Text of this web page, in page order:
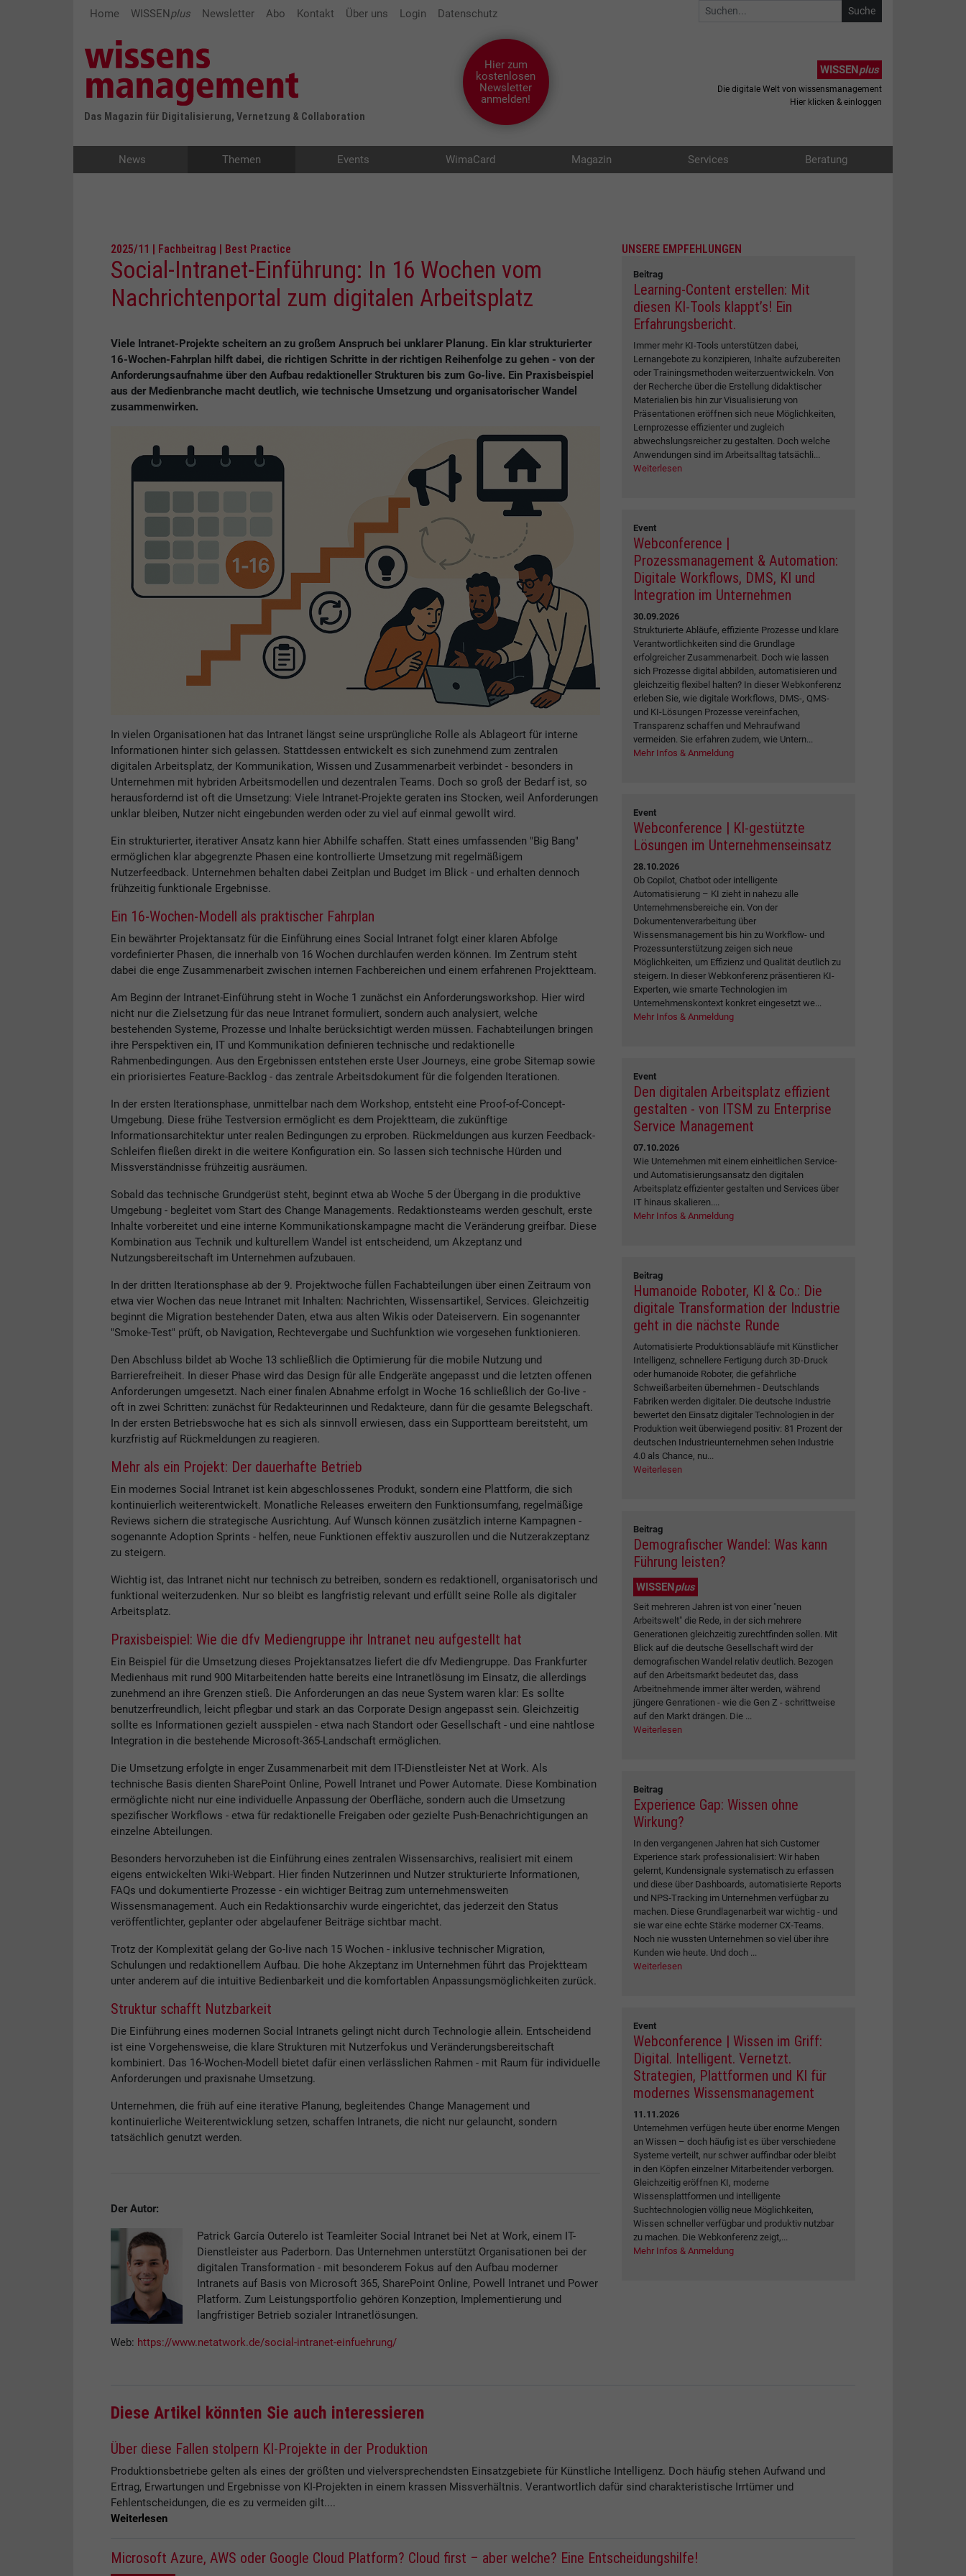
Home WISSENplus Newsletter Abo Kontakt Über uns Login Datenschutz
Das Magazin für Digitalisierung, Vernetzung & Collaboration
Hier zum
kostenlosen
Newsletter
anmelden!
WISSENplus
Die digitale Welt von wissensmanagement
Hier klicken & einloggen
News Themen Events WimaCard Magazin Services Beratung
2025/11 | Fachbeitrag | Best Practice
Social-Intranet-Einführung: In 16 Wochen vom
Nachrichtenportal zum digitalen Arbeitsplatz
Viele Intranet-Projekte scheitern an zu großem Anspruch bei unklarer Planung. Ein klar strukturierter
16-Wochen-Fahrplan hilft dabei, die richtigen Schritte in der richtigen Reihenfolge zu gehen - von der
Anforderungsaufnahme über den Aufbau redaktioneller Strukturen bis zum Go-live. Ein Praxisbeispiel
aus der Medienbranche macht deutlich, wie technische Umsetzung und organisatorischer Wandel
zusammenwirken.
In vielen Organisationen hat das Intranet längst seine ursprüngliche Rolle als Ablageort für interne
Informationen hinter sich gelassen. Stattdessen entwickelt es sich zunehmend zum zentralen
digitalen Arbeitsplatz, der Kommunikation, Wissen und Zusammenarbeit verbindet - besonders in
Unternehmen mit hybriden Arbeitsmodellen und dezentralen Teams. Doch so groß der Bedarf ist, so
herausfordernd ist oft die Umsetzung: Viele Intranet-Projekte geraten ins Stocken, weil Anforderungen
unklar bleiben, Nutzer nicht eingebunden werden oder zu viel auf einmal gewollt wird.
Ein strukturierter, iterativer Ansatz kann hier Abhilfe schaffen. Statt eines umfassenden "Big Bang"
ermöglichen klar abgegrenzte Phasen eine kontrollierte Umsetzung mit regelmäßigem
Nutzerfeedback. Unternehmen behalten dabei Zeitplan und Budget im Blick - und erhalten dennoch
frühzeitig funktionale Ergebnisse.
Ein 16-Wochen-Modell als praktischer Fahrplan
Ein bewährter Projektansatz für die Einführung eines Social Intranet folgt einer klaren Abfolge
vordefinierter Phasen, die innerhalb von 16 Wochen durchlaufen werden können. Im Zentrum steht
dabei die enge Zusammenarbeit zwischen internen Fachbereichen und einem erfahrenen Projektteam.
Am Beginn der Intranet-Einführung steht in Woche 1 zunächst ein Anforderungsworkshop. Hier wird
nicht nur die Zielsetzung für das neue Intranet formuliert, sondern auch analysiert, welche
bestehenden Systeme, Prozesse und Inhalte berücksichtigt werden müssen. Fachabteilungen bringen
ihre Perspektiven ein, IT und Kommunikation definieren technische und redaktionelle
Rahmenbedingungen. Aus den Ergebnissen entstehen erste User Journeys, eine grobe Sitemap sowie
ein priorisiertes Feature-Backlog - das zentrale Arbeitsdokument für die folgenden Iterationen.
In der ersten Iterationsphase, unmittelbar nach dem Workshop, entsteht eine Proof-of-Concept-
Umgebung. Diese frühe Testversion ermöglicht es dem Projektteam, die zukünftige
Informationsarchitektur unter realen Bedingungen zu erproben. Rückmeldungen aus kurzen Feedback-
Schleifen fließen direkt in die weitere Konfiguration ein. So lassen sich technische Hürden und
Missverständnisse frühzeitig ausräumen.
Sobald das technische Grundgerüst steht, beginnt etwa ab Woche 5 der Übergang in die produktive
Umgebung - begleitet vom Start des Change Managements. Redaktionsteams werden geschult, erste
Inhalte vorbereitet und eine interne Kommunikationskampagne macht die Veränderung greifbar. Diese
Kombination aus Technik und kulturellem Wandel ist entscheidend, um Akzeptanz und
Nutzungsbereitschaft im Unternehmen aufzubauen.
In der dritten Iterationsphase ab der 9. Projektwoche füllen Fachabteilungen über einen Zeitraum von
etwa vier Wochen das neue Intranet mit Inhalten: Nachrichten, Wissensartikel, Services. Gleichzeitig
beginnt die Migration bestehender Daten, etwa aus alten Wikis oder Dateiservern. Ein sogenannter
"Smoke-Test" prüft, ob Navigation, Rechtevergabe und Suchfunktion wie vorgesehen funktionieren.
Den Abschluss bildet ab Woche 13 schließlich die Optimierung für die mobile Nutzung und
Barrierefreiheit. In dieser Phase wird das Design für alle Endgeräte angepasst und die letzten offenen
Anforderungen umgesetzt. Nach einer finalen Abnahme erfolgt in Woche 16 schließlich der Go-live -
oft in zwei Schritten: zunächst für Redakteurinnen und Redakteure, dann für die gesamte Belegschaft.
In der ersten Betriebswoche hat es sich als sinnvoll erwiesen, dass ein Supportteam bereitsteht, um
kurzfristig auf Rückmeldungen zu reagieren.
Mehr als ein Projekt: Der dauerhafte Betrieb
Ein modernes Social Intranet ist kein abgeschlossenes Produkt, sondern eine Plattform, die sich
kontinuierlich weiterentwickelt. Monatliche Releases erweitern den Funktionsumfang, regelmäßige
Reviews sichern die strategische Ausrichtung. Auf Wunsch können zusätzlich interne Kampagnen -
sogenannte Adoption Sprints - helfen, neue Funktionen effektiv auszurollen und die Nutzerakzeptanz
zu steigern.
Wichtig ist, das Intranet nicht nur technisch zu betreiben, sondern es redaktionell, organisatorisch und
funktional weiterzudenken. Nur so bleibt es langfristig relevant und erfüllt seine Rolle als digitaler
Arbeitsplatz.
Praxisbeispiel: Wie die dfv Mediengruppe ihr Intranet neu aufgestellt hat
Ein Beispiel für die Umsetzung dieses Projektansatzes liefert die dfv Mediengruppe. Das Frankfurter
Medienhaus mit rund 900 Mitarbeitenden hatte bereits eine Intranetlösung im Einsatz, die allerdings
zunehmend an ihre Grenzen stieß. Die Anforderungen an das neue System waren klar: Es sollte
benutzerfreundlich, leicht pflegbar und stark an das Corporate Design angepasst sein. Gleichzeitig
sollte es Informationen gezielt ausspielen - etwa nach Standort oder Gesellschaft - und eine nahtlose
Integration in die bestehende Microsoft-365-Landschaft ermöglichen.
Die Umsetzung erfolgte in enger Zusammenarbeit mit dem IT-Dienstleister Net at Work. Als
technische Basis dienten SharePoint Online, Powell Intranet und Power Automate. Diese Kombination
ermöglichte nicht nur eine individuelle Anpassung der Oberfläche, sondern auch die Umsetzung
spezifischer Workflows - etwa für redaktionelle Freigaben oder gezielte Push-Benachrichtigungen an
einzelne Abteilungen.
Besonders hervorzuheben ist die Einführung eines zentralen Wissensarchivs, realisiert mit einem
eigens entwickelten Wiki-Webpart. Hier finden Nutzerinnen und Nutzer strukturierte Informationen,
FAQs und dokumentierte Prozesse - ein wichtiger Beitrag zum unternehmensweiten
Wissensmanagement. Auch ein Redaktionsarchiv wurde eingerichtet, das jederzeit den Status
veröffentlichter, geplanter oder abgelaufener Beiträge sichtbar macht.
Trotz der Komplexität gelang der Go-live nach 15 Wochen - inklusive technischer Migration,
Schulungen und redaktionellem Aufbau. Die hohe Akzeptanz im Unternehmen führt das Projektteam
unter anderem auf die intuitive Bedienbarkeit und die komfortablen Anpassungsmöglichkeiten zurück.
Struktur schafft Nutzbarkeit
Die Einführung eines modernen Social Intranets gelingt nicht durch Technologie allein. Entscheidend
ist eine Vorgehensweise, die klare Strukturen mit Nutzerfokus und Veränderungsbereitschaft
kombiniert. Das 16-Wochen-Modell bietet dafür einen verlässlichen Rahmen - mit Raum für individuelle
Anforderungen und praxisnahe Umsetzung.
Unternehmen, die früh auf eine iterative Planung, begleitendes Change Management und
kontinuierliche Weiterentwicklung setzen, schaffen Intranets, die nicht nur gelauncht, sondern
tatsächlich genutzt werden.
Der Autor:
Patrick García Outerelo ist Teamleiter Social Intranet bei Net at Work, einem IT-
Dienstleister aus Paderborn. Das Unternehmen unterstützt Organisationen bei der
digitalen Transformation - mit besonderem Fokus auf den Aufbau moderner
Intranets auf Basis von Microsoft 365, SharePoint Online, Powell Intranet und Power
Platform. Zum Leistungsportfolio gehören Konzeption, Implementierung und
langfristiger Betrieb sozialer Intranetlösungen.
Web: https://www.netatwork.de/social-intranet-einfuehrung/
UNSERE EMPFEHLUNGEN
Beitrag
Learning-Content erstellen: Mit
diesen KI-Tools klappt’s! Ein
Erfahrungsbericht.
Immer mehr KI-Tools unterstützen dabei,
Lernangebote zu konzipieren, Inhalte aufzubereiten
oder Trainingsmethoden weiterzuentwickeln. Von
der Recherche über die Erstellung didaktischer
Materialien bis hin zur Visualisierung von
Präsentationen eröffnen sich neue Möglichkeiten,
Lernprozesse effizienter und zugleich
abwechslungsreicher zu gestalten. Doch welche
Anwendungen sind im Arbeitsalltag tatsächli...
Weiterlesen
Event
Webconference |
Prozessmanagement & Automation:
Digitale Workflows, DMS, KI und
Integration im Unternehmen
30.09.2026
Strukturierte Abläufe, effiziente Prozesse und klare
Verantwortlichkeiten sind die Grundlage
erfolgreicher Zusammenarbeit. Doch wie lassen
sich Prozesse digital abbilden, automatisieren und
gleichzeitig flexibel halten? In dieser Webkonferenz
erleben Sie, wie digitale Workflows, DMS-, QMS-
und KI-Lösungen Prozesse vereinfachen,
Transparenz schaffen und Mehraufwand
vermeiden. Sie erfahren zudem, wie Untern...
Mehr Infos & Anmeldung
Event
Webconference | KI-gestützte
Lösungen im Unternehmenseinsatz
28.10.2026
Ob Copilot, Chatbot oder intelligente
Automatisierung – KI zieht in nahezu alle
Unternehmensbereiche ein. Von der
Dokumentenverarbeitung über
Wissensmanagement bis hin zu Workflow- und
Prozessunterstützung zeigen sich neue
Möglichkeiten, um Effizienz und Qualität deutlich zu
steigern. In dieser Webkonferenz präsentieren KI-
Experten, wie smarte Technologien im
Unternehmenskontext konkret eingesetzt we...
Mehr Infos & Anmeldung
Event
Den digitalen Arbeitsplatz effizient
gestalten - von ITSM zu Enterprise
Service Management
07.10.2026
Wie Unternehmen mit einem einheitlichen Service-
und Automatisierungsansatz den digitalen
Arbeitsplatz effizienter gestalten und Services über
IT hinaus skalieren....
Mehr Infos & Anmeldung
Beitrag
Humanoide Roboter, KI & Co.: Die
digitale Transformation der Industrie
geht in die nächste Runde
Automatisierte Produktionsabläufe mit Künstlicher
Intelligenz, schnellere Fertigung durch 3D-Druck
oder humanoide Roboter, die gefährliche
Schweißarbeiten übernehmen - Deutschlands
Fabriken werden digitaler. Die deutsche Industrie
bewertet den Einsatz digitaler Technologien in der
Produktion weit überwiegend positiv: 81 Prozent der
deutschen Industrieunternehmen sehen Industrie
4.0 als Chance, nu...
Weiterlesen
Beitrag
Demografischer Wandel: Was kann
Führung leisten?
WISSENplus
Seit mehreren Jahren ist von einer "neuen
Arbeitswelt" die Rede, in der sich mehrere
Generationen gleichzeitig zurechtfinden sollen. Mit
Blick auf die deutsche Gesellschaft wird der
demografischen Wandel relativ deutlich. Bezogen
auf den Arbeitsmarkt bedeutet das, dass
Arbeitnehmende immer älter werden, während
jüngere Genrationen - wie die Gen Z - schrittweise
auf den Markt drängen. Die ...
Weiterlesen
Beitrag
Experience Gap: Wissen ohne
Wirkung?
In den vergangenen Jahren hat sich Customer
Experience stark professionalisiert: Wir haben
gelernt, Kundensignale systematisch zu erfassen
und diese über Dashboards, automatisierte Reports
und NPS‑Tracking im Unternehmen verfügbar zu
machen. Diese Grundlagenarbeit war wichtig - und
sie war eine echte Stärke moderner CX‑Teams.
Noch nie wussten Unternehmen so viel über ihre
Kunden wie heute. Und doch ...
Weiterlesen
Event
Webconference | Wissen im Griff:
Digital. Intelligent. Vernetzt.
Strategien, Plattformen und KI für
modernes Wissensmanagement
11.11.2026
Unternehmen verfügen heute über enorme Mengen
an Wissen – doch häufig ist es über verschiedene
Systeme verteilt, nur schwer auffindbar oder bleibt
in den Köpfen einzelner Mitarbeitender verborgen.
Gleichzeitig eröffnen KI, moderne
Wissensplattformen und intelligente
Suchtechnologien völlig neue Möglichkeiten,
Wissen schneller verfügbar und produktiv nutzbar
zu machen. Die Webkonferenz zeigt,...
Mehr Infos & Anmeldung
Diese Artikel könnten Sie auch interessieren
Über diese Fallen stolpern KI-Projekte in der Produktion
Produktionsbetriebe gelten als eines der größten und vielversprechendsten Einsatzgebiete für Künstliche Intelligenz. Doch häufig stehen Aufwand und
Ertrag, Erwartungen und Ergebnisse von KI-Projekten in einem krassen Missverhältnis. Verantwortlich dafür sind charakteristische Irrtümer und
Fehlentscheidungen, die es zu vermeiden gilt....
Weiterlesen
Microsoft Azure, AWS oder Google Cloud Platform? Cloud first – aber welche? Eine Entscheidungshilfe!